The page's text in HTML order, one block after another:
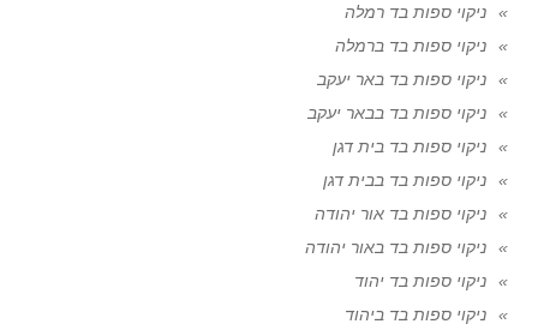
ניקוי ספות בד רמלה
ניקוי ספות בד ברמלה
ניקוי ספות בד באר יעקב
ניקוי ספות בד בבאר יעקב
ניקוי ספות בד בית דגן
ניקוי ספות בד בבית דגן
ניקוי ספות בד אור יהודה
ניקוי ספות בד באור יהודה
ניקוי ספות בד יהוד
ניקוי ספות בד ביהוד